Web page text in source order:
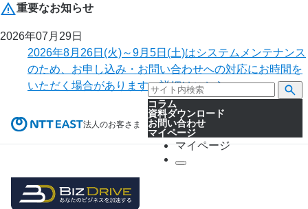
重要なお知らせ
2026年07月29日
2026年8月26日(火)～9月5日(土)はシステムメンテナンス
のため、お申し込み・お問い合わせへの対応にお時間を
いただく場合があります。詳細はこちら。
法人のお客さま
コラム
資料ダウンロード
お問い合わせ
マイページ
マイページ